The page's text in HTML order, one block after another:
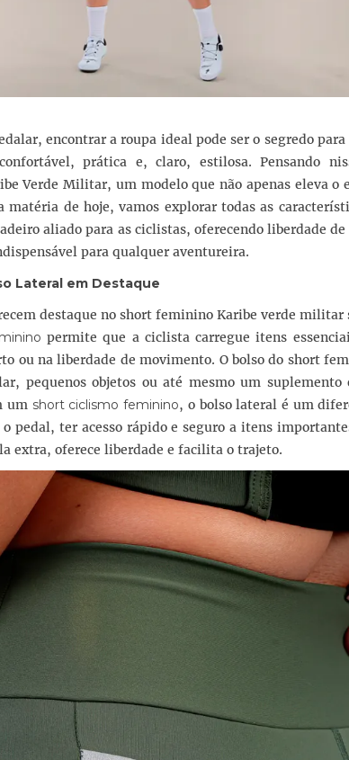
encontrar a roupa ideal pode ser o segredo
prática e, claro, estilosa. Pensando
Verde Militar, um modelo que não apenas eleva o
matéria de hoje, vamos explorar todas as
aliado para as ciclistas, oferecendo liberdade
para qualquer aventureira.
Lateral em Destaque
destaque no short feminino Karibe verde militar
permite que a ciclista carregue itens
ou na liberdade de movimento. O bolso do short
pequenos objetos ou até mesmo um suplemento
um short ciclismo feminino, o bolso lateral é um
pedal, ter acesso rápido e seguro a itens
extra, oferece liberdade e facilita o trajeto.